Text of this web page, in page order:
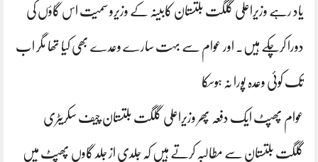
یاد رہے وزیراعلی گلگت بلتستان کابینہ کے وزیرو سمیت اس گاؤں کی
دورا کرچکے ہیں‌. اور عوام سے بہت سارے وعدے بھی کیا تھا مگر اب
تک کوئی وعدہ پورا نہ ہوسکا
عوام پھپٹ ایک دفعہ پھر وزیراعلی گلگت بلتستان چیف سکریٹری
گلگت بلتستان سے مطالبہ کرتے ہیں کہ جلدی از جلد گاوں پھپٹ میں